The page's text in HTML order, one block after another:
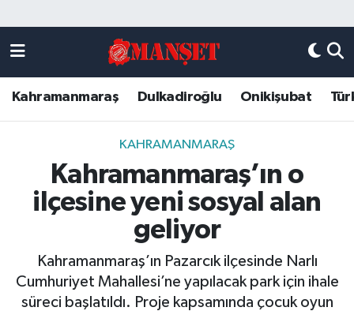
Kahramanmaraş Dulkadiroğlu Onikişubat
KAHRAMANMARAŞ
Kahramanmaraş’ın o
ilçesine yeni sosyal alan
geliyor
Kahramanmaraş’ın Pazarcık ilçesinde Narlı
Cumhuriyet Mahallesi’ne yapılacak park için ihale
süreci başlatıldı. Proje kapsamında çocuk oyun
DULKADİROĞLU
KAHRAMANMARAŞ
ONİKİŞUBAT
Künye
Kahramanmaraş Nöbetçi Eczaneler
Kahramanmaraş Hava Durumu
Kahramanmaraş Trafik Yoğunluk Haritası
Süper Lig Puan Durumu ve Fikstür
Son Dakika Haberleri
Haber Arşivi